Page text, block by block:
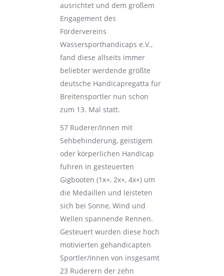
ausrichtet und dem großem
Engagement des
Fördervereins
Wassersporthandicaps e.V.,
fand diese allseits immer
beliebter werdende größte
deutsche Handicapregatta für
Breitensportler nun schon
zum 13. Mal statt.
57 Ruderer/Innen mit
Sehbehinderung, geistigem
oder körperlichen Handicap
fuhren in gesteuerten
Gigbooten (1x+, 2x+, 4x+) um
die Medaillen und leisteten
sich bei Sonne, Wind und
Wellen spannende Rennen.
Gesteuert wurden diese hoch
motivierten gehandicapten
Sportler/Innen von insgesamt
23 Ruderern der zehn